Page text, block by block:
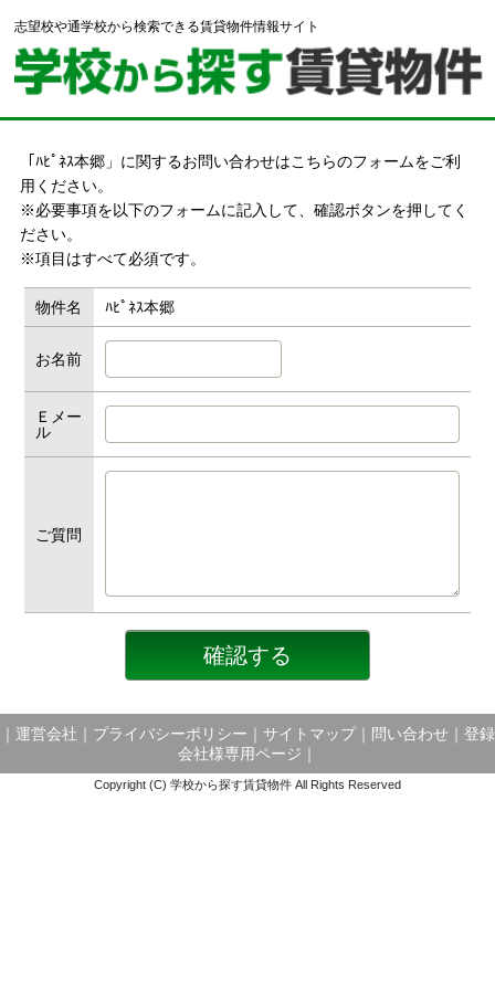
志望校や通学校から検索できる賃貸物件情報サイト
「ﾊﾋﾟﾈｽ本郷」に関するお問い合わせはこちらのフォームをご利
用ください。
※必要事項を以下のフォームに記入して、確認ボタンを押してく
ださい。
※項目はすべて必須です。
物件名 ﾊﾋﾟﾈｽ本郷
お名前
Ｅメー
ル
ご質問
運営会社 プライバシーポリシー サイトマップ｜ 問い合わせ
登録
会社様専用ページ
Copyright (C) 学校から探す賃貸物件 All Rights Reserved